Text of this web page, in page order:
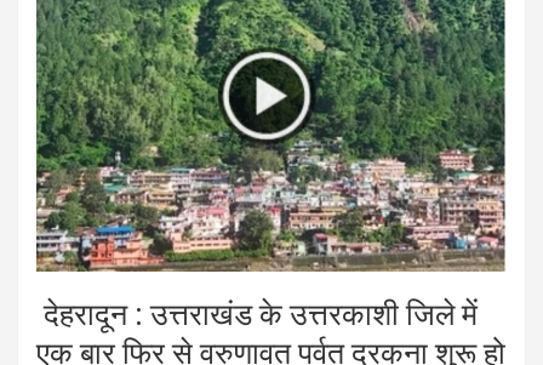
देहरादून : उत्तराखंड के उत्तरकाशी जिले में
एक बार फिर से वरुणावत पर्वत दरकना शुरू हो